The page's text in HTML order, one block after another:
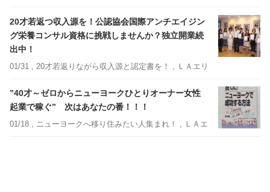
20才若返つ収入源を！公認協会国際アンチエイジン
グ栄養コンサル資格に挑戦しませんか？独立開業続
出中！
01/31 , 20才若返りながら収入源と認定書を！ , ＬＡエリア外
”40才～ゼロからニューヨークひとりオーナー女性
起業で稼ぐ” 次はあなたの番！！！
01/18 , ニューヨークへ移り住みたい人集まれ！ , ＬＡエリア外